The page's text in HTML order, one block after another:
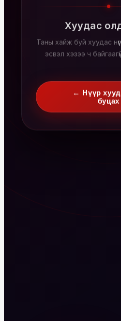
Хуудас
Таны хайж буй хуудас
эсвэл хэзээ ч
← Нүүр
буцах